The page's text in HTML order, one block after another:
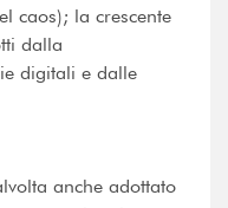
caos); la crescente
dalla
digitali e dalle
anche adottato